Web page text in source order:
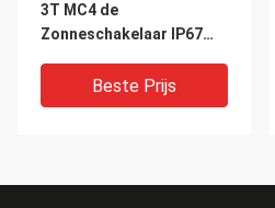
3T MC4 de
Zonneschakelaar IP67
Zonnestelselinstallatie
Beste Prijs